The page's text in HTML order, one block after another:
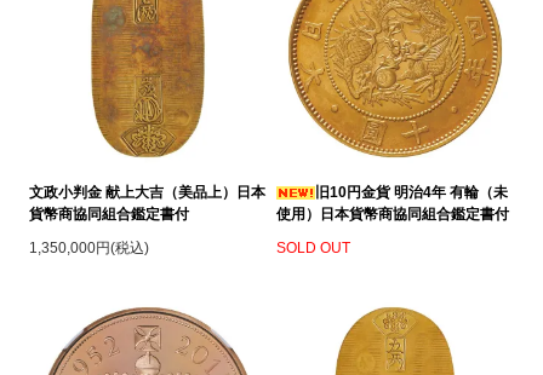
文政小判金 献上大吉（美品上）日本
貨幣商協同組合鑑定書付
1,350,000円(税込)
旧10円金貨 明治4年 有輪（未
使用）日本貨幣商協同組合鑑定書付
SOLD OUT